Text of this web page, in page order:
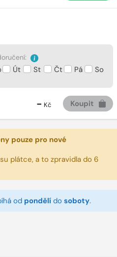
Út St Čt Pá So
- Kč Koupit
pouze pro nové
plátce, a to zpravidla do 6
od pondělído soboty.